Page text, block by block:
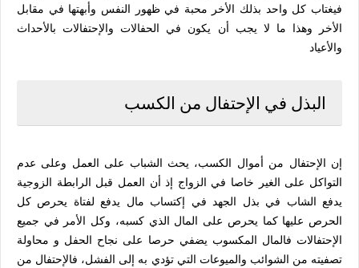
فيغتاب كل واحد بذلك الأخر محبة في ظهور النفس وأبهتها في مقابل
الأخر وهذا ما لا يجب أن يكون في الحفالات والإحتفالات بالأحداث
والأعياد
البذل في الإحتفال من الكسب
إن الإحتفال من أموال الكسب، يحث الشباب على العمل وعلى عدم
التواكل على الغير خاصا في الزواج إذ أن العمل قبل الرابطة الزوجية
يدفع الشاب في بذل الجهد في إكتساب مال يدفع لفتاة يحرص كل
الحرص عليها كما يحرص على المال الذي كسبه، وكل الأمر في جميع
الإحتفالات فالمال المكسوب يضفي حرصا على نجاح الحفل و محاولة
تصفيته من الشوائب والميوعات التي تؤدي به إلى الفشل، فالإحتفال من